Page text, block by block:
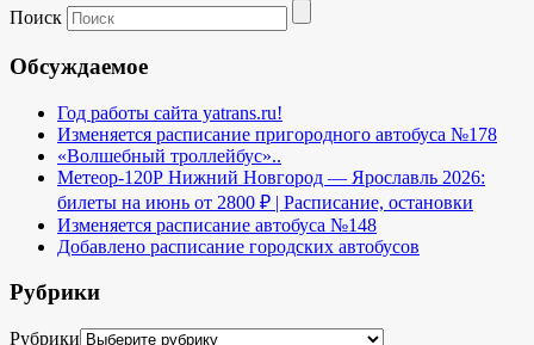
Поиск
Обсуждаемое
Год работы сайта yatrans.ru!
Изменяется расписание пригородного автобуса №178
«Волшебный троллейбус»..
Метеор-120Р Нижний Новгород — Ярославль 2026:
билеты на июнь от 2800 ₽ | Расписание, остановки
Изменяется расписание автобуса №148
Добавлено расписание городских автобусов
Рубрики
Рубрики